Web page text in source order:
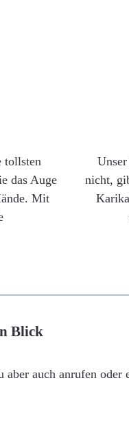
tollsten
das Auge
Mit
nicht,
Blick
auch anrufen oder